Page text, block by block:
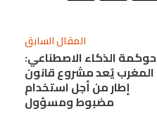
المقال السابق
حوكمة الذكاء الاصطناعي:
المغرب يُعد مشروع قانون
إطار من أجل استخدام
مضبوط ومسؤول